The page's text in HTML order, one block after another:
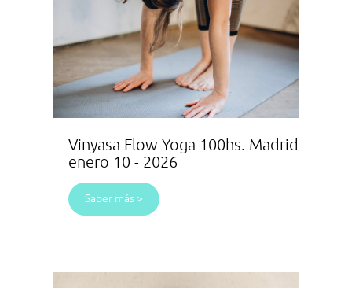
Vinyasa Flow Yoga 100hs. Madrid
enero 10 - 2026
Saber más >